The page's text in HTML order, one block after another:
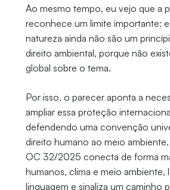
Ao mesmo tempo, eu vejo que a
reconhece um limite importante:
natureza ainda não são um
direito ambiental, porque não
global sobre o tema.
Por isso, o parecer aponta a
ampliar essa proteção
defendendo uma convenção
direito humano ao meio ambiente.
OC 32/2025 conecta de forma
humanos, clima e meio ambiente,
linguagem e sinaliza um caminho